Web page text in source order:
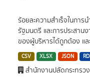
ร้อยละความสำเร็จในกา
รัฐมนตรี และการประสาน
ของผู้บริหารได้ถูกต้อง แ
CSV XLSX JSON
สำนักงานปลัดกระทรว